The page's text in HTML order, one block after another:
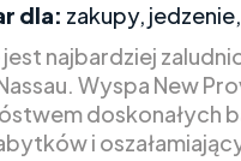
dla: zakupy,
najbardziej
Wyspa New
doskonałych
i